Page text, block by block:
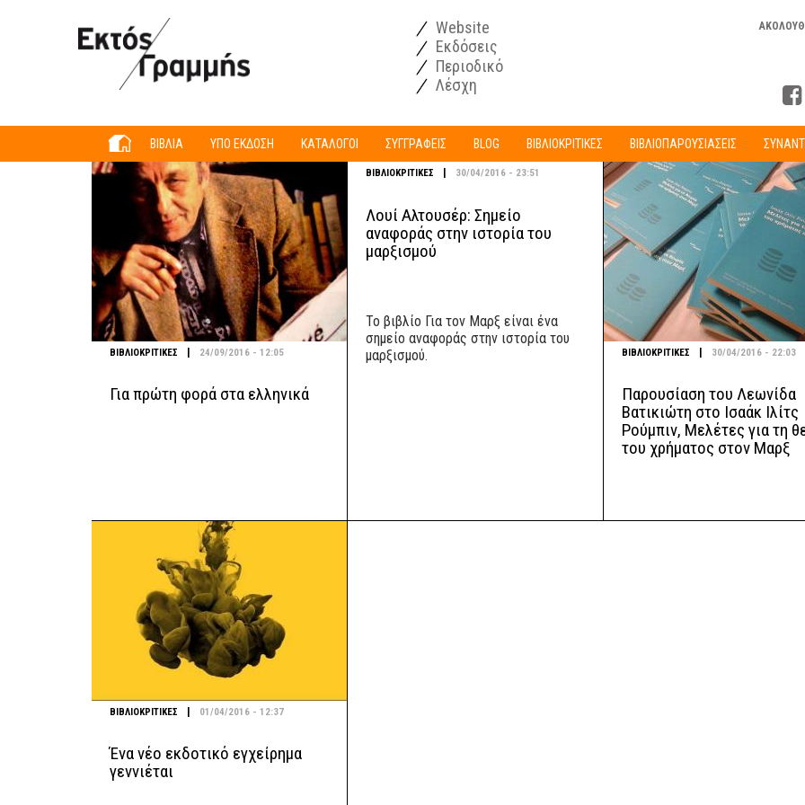
Website
Εκδόσεις
Περιοδικό
Λέσχη
ΒΙΒΛΙΑ ΥΠΟ ΕΚΔΟΣΗ ΚΑΤΑΛΟΓΟΙ ΣΥΓΓΡΑΦΕΙΣ BLOG ΒΙΒΛΙΟΚΡΙΤΙΚΕΣ ΒΙΒΛΙΟΠΑΡΟΥΣΙΑΣΕΙΣ
ΒΙΒΛΙΟΚΡΙΤΙΚΕΣ | 24/09/2016 - 12:05
Για πρώτη φορά στα ελληνικά
ΒΙΒΛΙΟΚΡΙΤΙΚΕΣ 30/04/2016 - 23:51
Λουί Αλτουσέρ: Σημείο
αναφοράς στην ιστορία του
μαρξισμού
Το βιβλίο Για τον Μαρξ είναι ένα
σημείο αναφοράς στην ιστορία του
μαρξισμού.
ΒΙΒΛΙΟΚΡΙΤΙΚΕΣ | 30/04/2016 - 22:03
Παρουσίαση του Λεωνίδα
Βατικιώτη στο Ισαάκ Ιλίτς
Ρούμπιν, Μελέτες για τη
του χρήματος στον Μαρξ
ΒΙΒΛΙΟΚΡΙΤΙΚΕΣ | 01/04/2016 - 12:37
Ένα νέο εκδοτικό εγχείρημα
γεννιέται